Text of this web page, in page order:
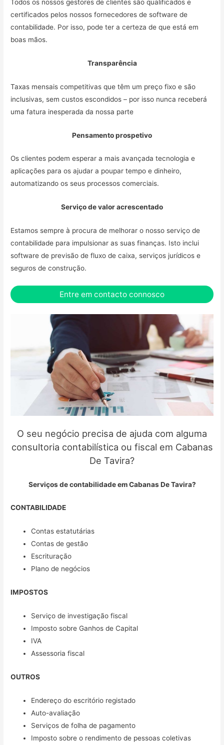
Todos os nossos gestores de clientes são qualificados e
certificados pelos nossos fornecedores de software de
contabilidade. Por isso, pode ter a certeza de que está em
boas mãos.
Transparência
Taxas mensais competitivas que têm um preço fixo e são
inclusivas, sem custos escondidos – por isso nunca receberá
uma fatura inesperada da nossa parte
Pensamento prospetivo
Os clientes podem esperar a mais avançada tecnologia e
aplicações para os ajudar a poupar tempo e dinheiro,
automatizando os seus processos comerciais.
Serviço de valor acrescentado
Estamos sempre à procura de melhorar o nosso serviço de
contabilidade para impulsionar as suas finanças. Isto inclui
software de previsão de fluxo de caixa, serviços jurídicos e
seguros de construção.
Entre em contacto connosco
O seu negócio precisa de ajuda com alguma
consultoria contabilística ou fiscal em Cabanas
De Tavira?
Serviços de contabilidade em Cabanas De Tavira?
CONTABILIDADE
Contas estatutárias
Contas de gestão
Escrituração
Plano de negócios
IMPOSTOS
Serviço de investigação fiscal
Imposto sobre Ganhos de Capital
IVA
Assessoria fiscal
OUTROS
Endereço do escritório registado
Auto-avaliação
Serviços de folha de pagamento
Imposto sobre o rendimento de pessoas coletivas